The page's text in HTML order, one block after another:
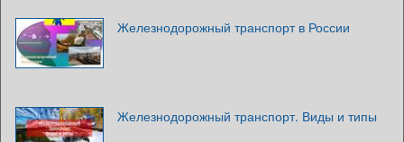
Железнодорожный транспорт в России
Железнодорожный транспорт. Виды и типы